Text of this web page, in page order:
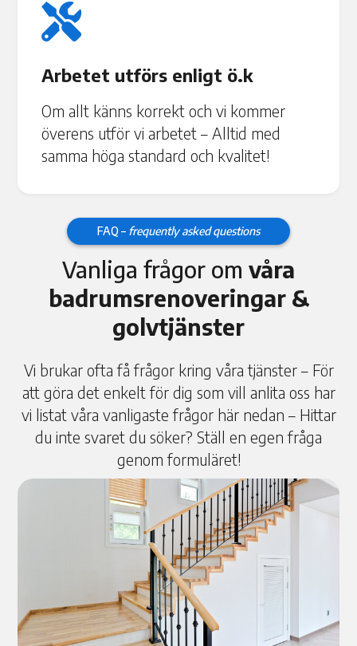

Arbetet utförs enligt ö.k
Om allt känns korrekt och vi kommer
överens utför vi arbetet – Alltid med
samma höga standard och kvalitet!
FAQ – frequently asked questions
Vanliga frågor om våra
badrumsrenoveringar &
golvtjänster
Vi brukar ofta få frågor kring våra tjänster – För
att göra det enkelt för dig som vill anlita oss har
vi listat våra vanligaste frågor här nedan – Hittar
du inte svaret du söker? Ställ en egen fråga
genom formuläret!